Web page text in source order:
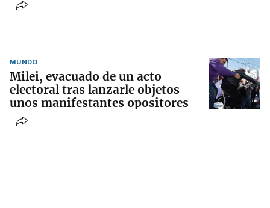
MUNDO
Milei, evacuado de un acto
electoral tras lanzarle objetos
unos manifestantes opositores